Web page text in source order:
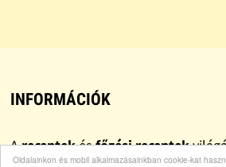
Oldalainkon és mobil alkalmazásainkban cookie-kat
INFORMÁCIÓK
Areceptekésfőzési receptek